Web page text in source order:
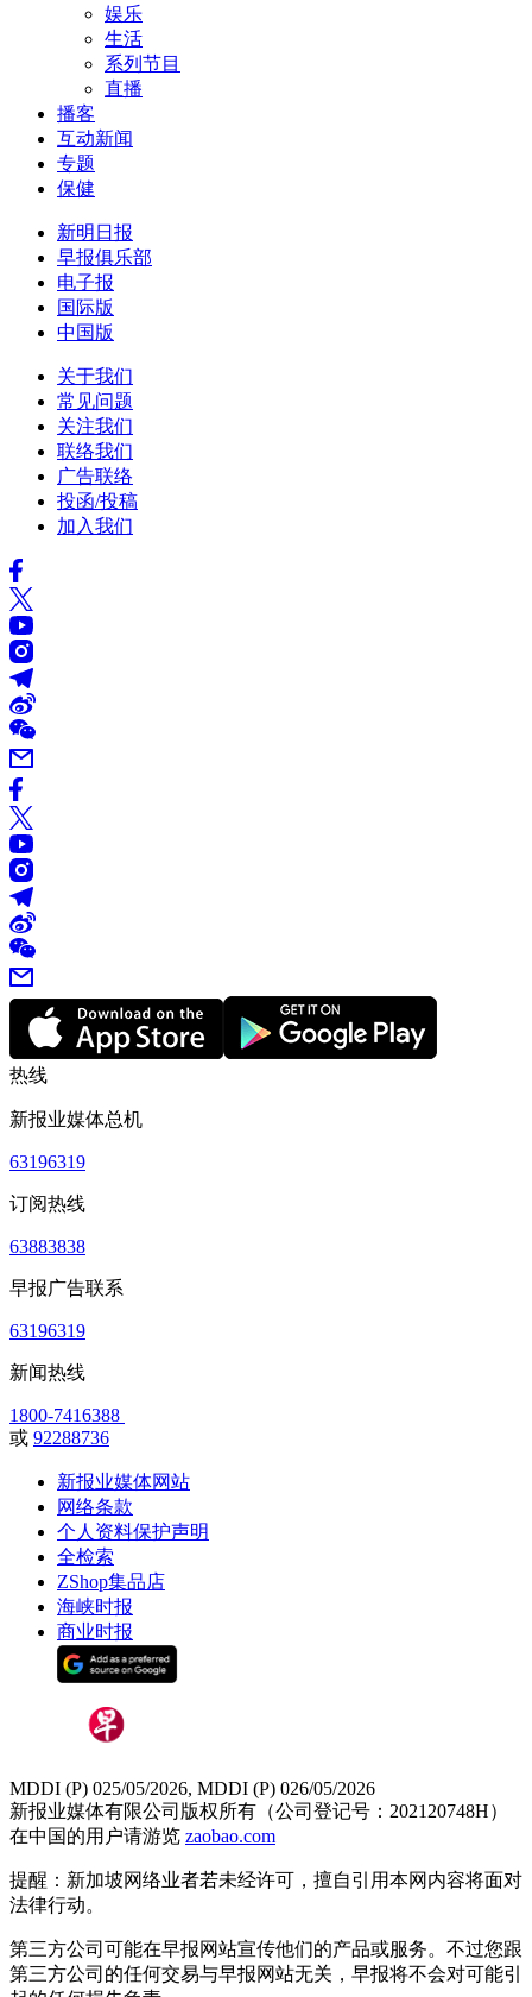
娱乐
生活
系列节目
直播
播客
互动新闻
专题
保健
新明日报
早报俱乐部
电子报
国际版
中国版
关于我们
常见问题
关注我们
联络我们
广告联络
投函/投稿
加入我们
热线
新报业媒体总机
63196319
订阅热线
63883838
早报广告联系
63196319
新闻热线
1800-7416388
或 92288736
新报业媒体网站
网络条款
个人资料保护声明
全检索
ZShop集品店
海峡时报
商业时报
MDDI (P) 025/05/2026, MDDI (P) 026/05/2026
新报业媒体有限公司版权所有（公司登记号：202120748H）
在中国的用户请游览 zaobao.com
提醒：新加坡网络业者若未经许可，擅自引用本网内容将面对
法律行动。
第三方公司可能在早报网站宣传他们的产品或服务。不过您跟
第三方公司的任何交易与早报网站无关，早报将不会对可能引